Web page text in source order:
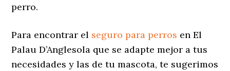
perro.
Para encontrar el seguro para perros en El
Palau D’Anglesola que se adapte mejor a tus
necesidades y las de tu mascota, te sugerimos